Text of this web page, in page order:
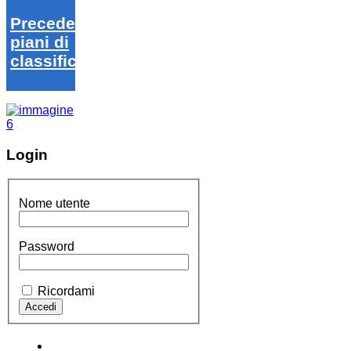
Precedenti
piani di
classifica
Login
Nome utente
Password
Ricordami